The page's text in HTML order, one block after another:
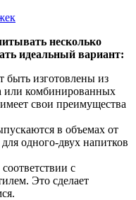
несколько
идеальный вариант:
быть изготовлены из
или комбинированных
свои преимущества
в объемах от
одного-двух напитков
с
Это сделает